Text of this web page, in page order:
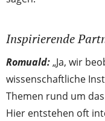
Inspirierende
Romuald:„Ja, wir
wissenschaftliche
Themen rund um
Hier entstehen oft